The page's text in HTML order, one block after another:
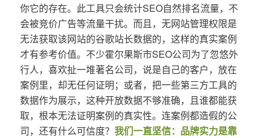
你它的存在。此工具只会统计SEO自然排名流量，不
会被竞价广告等流量干扰。而且，无网站管理权限是
无法获取该网站的谷歌站长数据的，这样的真实案例
才有参考价值。不少霍尔果斯市SEO公司为了忽悠外
行人，喜欢扯一堆著名公司，说是自己的客户，放在
案例里，却无任何证明；或者，把一些第三方工具的
数据作为展示，这种开放数据不够准确，且谁都能获
取，根本无法证明案例的真实性。连案例都造假的公
司，还有什么可信度？ 我们一直坚信：品牌实力是靠